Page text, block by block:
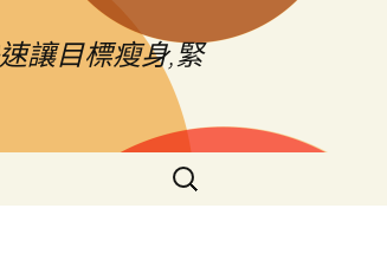
讓目標瘦身,緊
搜
尋